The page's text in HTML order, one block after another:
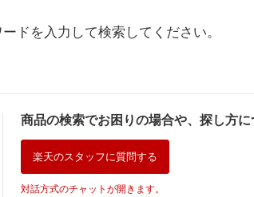
ドを入力して検索してください。
商品の検索でお困りの場合や、探し方に
楽天のスタッフに質問する
対話方式のチャットが開きます。